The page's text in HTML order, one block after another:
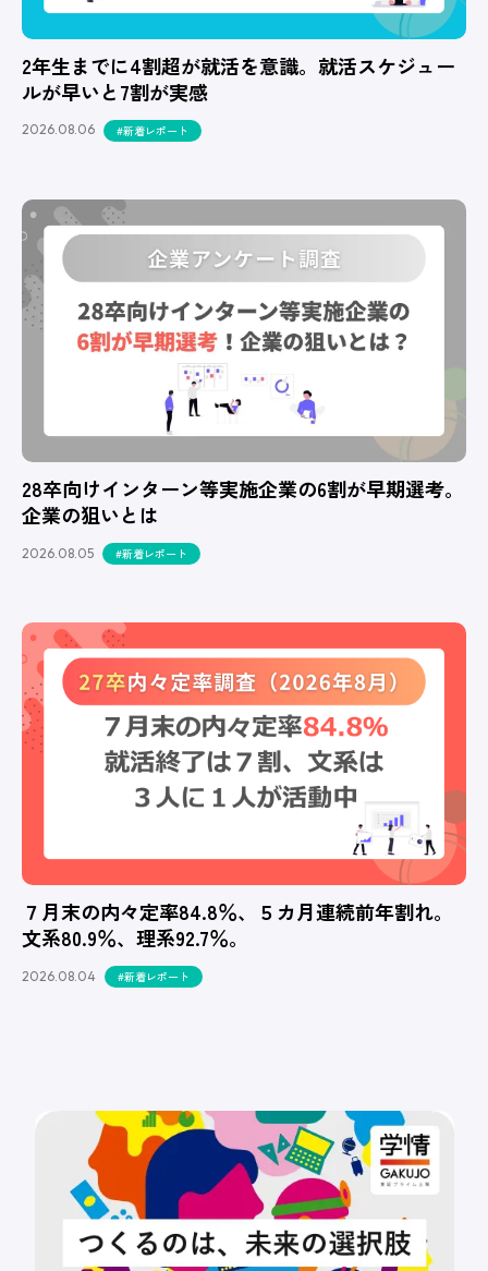
2年生までに4割超が就活を意識。就活スケジュー
ルが早いと7割が実感
2026.08.06 #新着レポート
28卒向けインターン等実施企業の6割が早期選考。
企業の狙いとは
2026.08.05 #新着レポート
７月末の内々定率84.8％、５カ月連続前年割れ。
文系80.9％、理系92.7％。
2026.08.04 #新着レポート